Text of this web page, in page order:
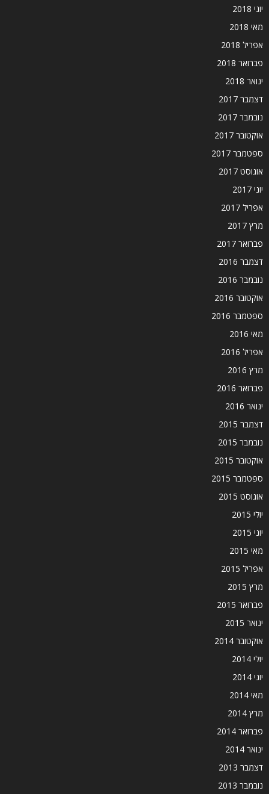
יוני 2018
מאי 2018
אפריל 2018
פברואר 2018
ינואר 2018
דצמבר 2017
נובמבר 2017
אוקטובר 2017
ספטמבר 2017
אוגוסט 2017
יוני 2017
אפריל 2017
מרץ 2017
פברואר 2017
דצמבר 2016
נובמבר 2016
אוקטובר 2016
ספטמבר 2016
מאי 2016
אפריל 2016
מרץ 2016
פברואר 2016
ינואר 2016
דצמבר 2015
נובמבר 2015
אוקטובר 2015
ספטמבר 2015
אוגוסט 2015
יולי 2015
יוני 2015
מאי 2015
אפריל 2015
מרץ 2015
פברואר 2015
ינואר 2015
אוקטובר 2014
יולי 2014
יוני 2014
מאי 2014
מרץ 2014
פברואר 2014
ינואר 2014
דצמבר 2013
נובמבר 2013